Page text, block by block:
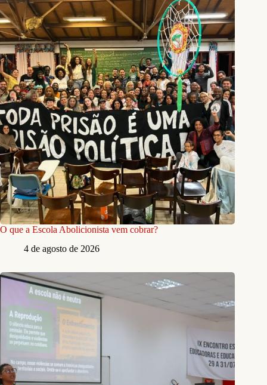
O que a Escola Abolicionista vem cobrar?
4 de agosto de 2026